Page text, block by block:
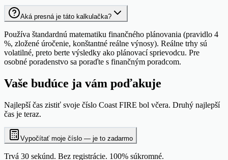
Aká presná je táto kalkulačka?
Používa štandardnú matematiku finančného plánovania (pravidlo 4
%, zložené úročenie, konštantné reálne výnosy). Reálne trhy sú
volatilné, preto berte výsledky ako plánovací sprievodcu. Pre
osobné poradenstvo sa poraďte s finančným poradcom.
Vaše budúce ja vám poďakuje
Najlepší čas zistiť svoje číslo Coast FIRE bol včera. Druhý najlepší
čas je teraz.
Vypočítať moje číslo — je to zadarmo
Trvá 30 sekúnd. Bez registrácie. 100% súkromné.